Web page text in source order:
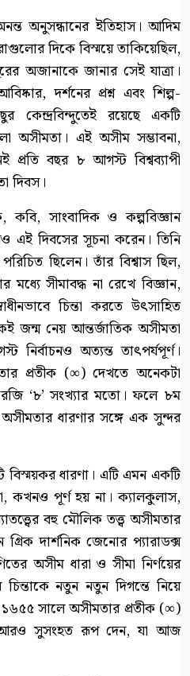
অনুসন্ধানের ইতিহাস। আদিম
দিকে বিস্ময়ে তাকিয়েছিল,
অজানাকে জানার সেই যাত্রা।
দর্শনের প্রশ্ন এবং শিল্প-
কেন্দ্রবিন্দুতেই রয়েছে একটি
অসীমতা। এই অসীম সম্ভাবনা,
প্রতি বছর ৮ আগস্ট বিশ্বব্যাপী
দিবস।
কবি, সাংবাদিক ও কল্পবিজ্ঞান
দিবসের সূচনা করেন। তিনি
ছিলেন। তাঁর বিশ্বাস ছিল,
সীমাবদ্ধ না রেখে বিজ্ঞান,
চিন্তা করতে উৎসাহিত
জন্ম নেয় আন্তর্জাতিক অসীমতা
নির্বাচনও অত্যন্ত তাৎপর্যপূর্ণ।
প্রতীক (∞) দেখতে অনেকটা
‘৮’ সংখ্যার মতো। ফলে ৮ম
ধারণার সঙ্গে এক সুন্দর
ধারণা। এটি এমন একটি
কখনও পূর্ণ হয় না। ক্যালকুলাস,
বহু মৌলিক তত্ত্ব অসীমতার
গ্রিক দার্শনিক জেনোর প্যারাডক্স
অসীম ধারা ও সীমা নির্ণয়ের
চিন্তাকে নতুন নতুন দিগন্তে নিয়ে
সালে অসীমতার প্রতীক (∞)
আরও সুসংহত রূপ দেন, যা আজ